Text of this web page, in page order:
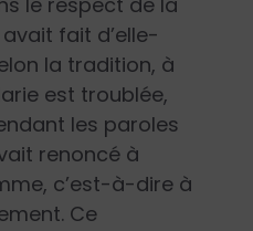
fait d’elle-
la tradition, à
est troublée,
les paroles
renoncé à
c’est-à-dire à
Ce